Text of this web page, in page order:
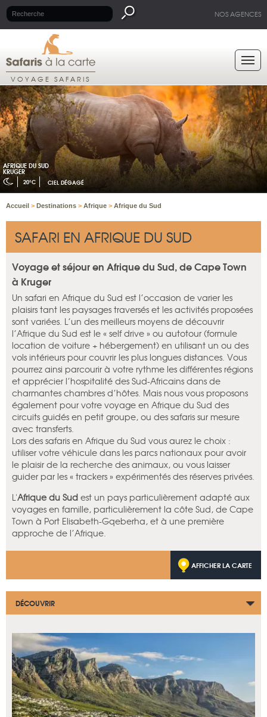
NOS AGENCES
VOYAGE SAFARIS
AFRIQUE DU SUD
KRUGER
20°C CIEL DÉGAGÉ
Accueil > Destinations > Afrique > Afrique du Sud
SAFARI EN AFRIQUE DU SUD
Voyage et séjour en Afrique du Sud, de Cape Town
à Kruger
Un safari en Afrique du Sud est l’occasion de varier les
plaisirs tant les paysages traversés et les activités proposées
sont variées. L’un des meilleurs moyens de découvrir
l’Afrique du Sud est le « self drive » ou autotour (formule
location de voiture + hébergement) en utilisant un ou des
vols intérieurs pour couvrir les plus longues distances. Vous
pourrez ainsi parcourir à votre rythme les différentes régions
et apprécier l’hospitalité des Sud-Africains dans de
charmantes chambres d’hôtes. Mais nous vous proposons
également pour votre voyage en Afrique du Sud des
circuits guidés en petit groupe, ou des safaris sur mesure
avec transferts.
Lors des safaris en Afrique du Sud vous aurez le choix :
utiliser votre véhicule dans les parcs nationaux pour avoir
le plaisir de la recherche des animaux, ou vous laisser
guider par les « trackers » expérimentés des réserves privées.
L'Afrique du Sud est un pays particulièrement adapté aux
voyages en famille, particulièrement la côte Sud, de Cape
Town à Port Elisabeth-Gqeberha, et à une première
approche de l’Afrique.
AFFICHER LA CARTE
DÉCOUVRIR